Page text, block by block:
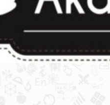
СтатГрад, КДР, ВОШ,